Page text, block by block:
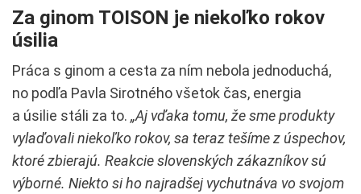
Za ginom TOISON je niekoľko rokov
úsilia
Práca s ginom a cesta za ním nebola jednoduchá,
no podľa Pavla Sirotného všetok čas, energia
a úsilie stáli za to. „Aj vďaka tomu, že sme produkty
vylaďovali niekoľko rokov, sa teraz tešíme z úspechov,
ktoré zbierajú. Reakcie slovenských zákazníkov sú
výborné. Niekto si ho najradšej vychutnáva vo svojom